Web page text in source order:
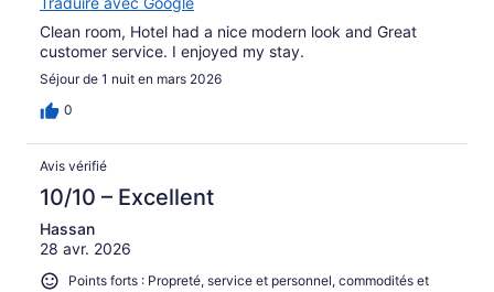
Clean room, Hotel had a nice modern look and Great
customer service. I enjoyed my stay.
Séjour de 1 nuit en mars 2026
0
Avis vérifié
10/10 – Excellent
Hassan
28 avr. 2026
Points forts : Propreté, service et personnel, commodités et